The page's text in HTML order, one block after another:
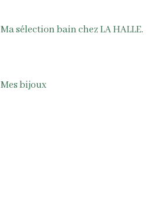
Ma sélection bain chez LA HALLE.
Mes bijoux